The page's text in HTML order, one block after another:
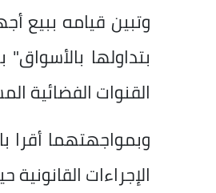
وتبين قيامه ببيع
القنوات الفضائية
وبمواجهتهما أقرا
الإجراءات